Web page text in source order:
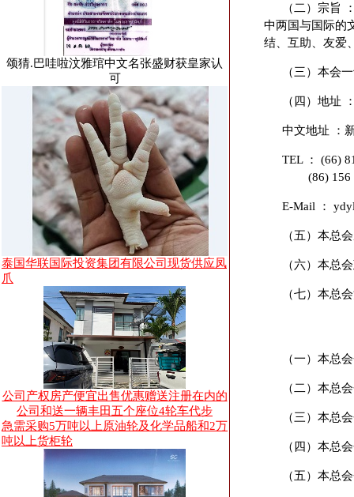
颂猜.巴哇啦汶雅琯中文名张盛财获皇家认
可
泰国华联国际投资集团有限公司现货供应凤
爪
公司产权房产便宜出售优惠赠送注册在内的
公司和送一辆丰田五个座位4轮车代步
急需采购5万吨以上原油轮及化学品船和2万
吨以上货柜轮
（二）宗旨
中两国与国际的
结、互助、友爱
（三）本会
（四）地址
中文地址 ：
TEL ： (66)
(86) 156
E-Mail ：
（五）本总
（六）本总
（七）本总
（一）本总
（二）本总
（三）本总
（四）本总
（五）本总